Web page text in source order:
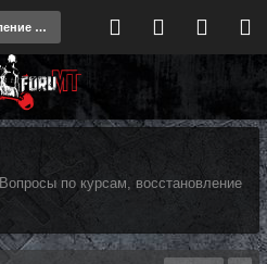
Вопросы по курсам, восстановление (ПКТ)
Вопросы по курсам, восстановление